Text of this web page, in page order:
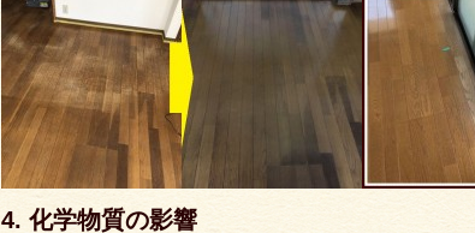
4. 化学物質の影響